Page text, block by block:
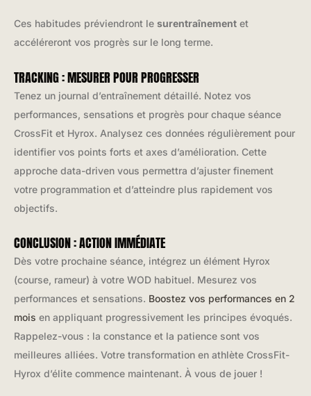
Ces habitudes préviendront le surentraînement et
accéléreront vos progrès sur le long terme.
TRACKING : MESURER POUR PROGRESSER
Tenez un journal d’entraînement détaillé. Notez vos
performances, sensations et progrès pour chaque séance
CrossFit et Hyrox. Analysez ces données régulièrement pour
identifier vos points forts et axes d’amélioration. Cette
approche data-driven vous permettra d’ajuster finement
votre programmation et d’atteindre plus rapidement vos
objectifs.
CONCLUSION : ACTION IMMÉDIATE
Dès votre prochaine séance, intégrez un élément Hyrox
(course, rameur) à votre WOD habituel. Mesurez vos
performances et sensations. Boostez vos performances en 2
mois en appliquant progressivement les principes évoqués.
Rappelez-vous : la constance et la patience sont vos
meilleures alliées. Votre transformation en athlète CrossFit-
Hyrox d’élite commence maintenant. À vous de jouer !